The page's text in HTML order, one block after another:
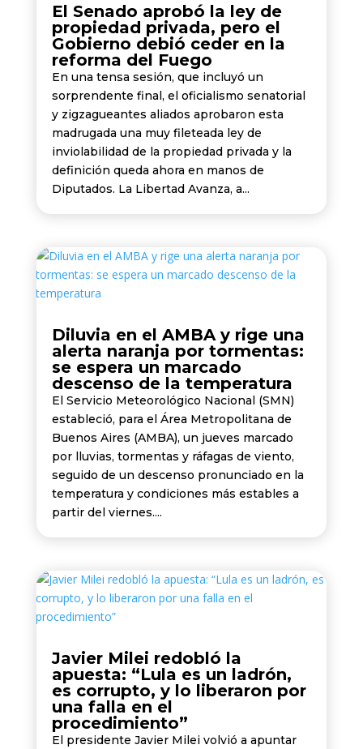
El Senado aprobó la ley de
propiedad privada, pero el
Gobierno debió ceder en la
reforma del Fuego
En una tensa sesión, que incluyó un
sorprendente final, el oficialismo senatorial
y zigzagueantes aliados aprobaron esta
madrugada una muy fileteada ley de
inviolabilidad de la propiedad privada y la
definición queda ahora en manos de
Diputados. La Libertad Avanza, a...
Diluvia en el AMBA y rige una
alerta naranja por tormentas:
se espera un marcado
descenso de la temperatura
El Servicio Meteorológico Nacional (SMN)
estableció, para el Área Metropolitana de
Buenos Aires (AMBA), un jueves marcado
por lluvias, tormentas y ráfagas de viento,
seguido de un descenso pronunciado en la
temperatura y condiciones más estables a
partir del viernes....
Javier Milei redobló la
apuesta: “Lula es un ladrón,
es corrupto, y lo liberaron por
una falla en el
procedimiento”
El presidente Javier Milei volvió a apuntar